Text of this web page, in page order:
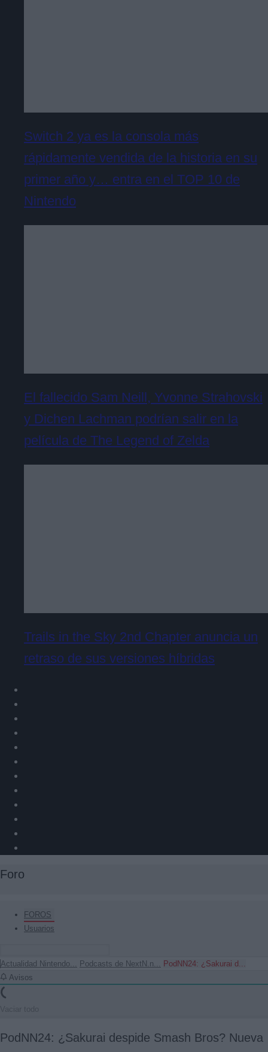
Switch 2 ya es la consola más
rápidamente vendida de la historia en su
primer año y… entra en el TOP 10 de
Nintendo
El fallecido Sam Neill, Yvonne Strahovski
y Dichen Lachman podrían salir en la
película de The Legend of Zelda
Trails in the Sky 2nd Chapter anuncia un
retraso de sus versiones híbridas
Foro
FOROS
Usuarios
Actualidad Nintendo... Podcasts de NextN.n...
PodNN24: ¿Sakurai d...
Avisos
PodNN24: ¿Sakurai despide Smash Bros? Nueva